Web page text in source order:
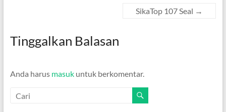
SikaTop 107 Seal →
Tinggalkan Balasan
Anda harus masukuntuk berkomentar.